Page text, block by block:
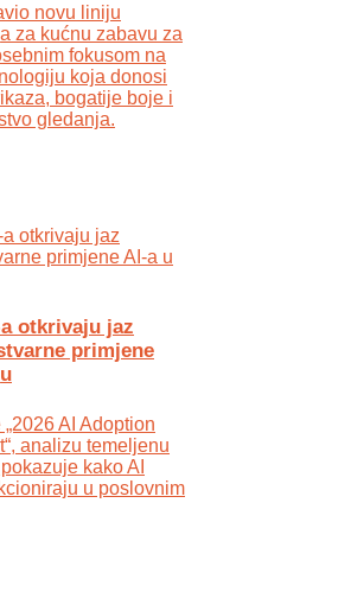
novu liniju
za kućnu zabavu za
fokusom na
koja donosi
bogatije boje i
gledanja.
otkrivaju jaz
primjene
AI Adoption
analizu temeljenu
kako AI
u poslovnim